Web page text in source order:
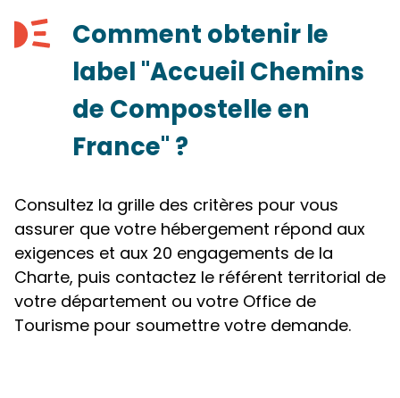
Comment obtenir le
label "Accueil Chemins
de Compostelle en
France" ?
Consultez la grille des critères pour vous
assurer que votre hébergement répond aux
exigences et aux 20 engagements de la
Charte, puis contactez le référent territorial de
votre département ou votre Office de
Tourisme pour soumettre votre demande.